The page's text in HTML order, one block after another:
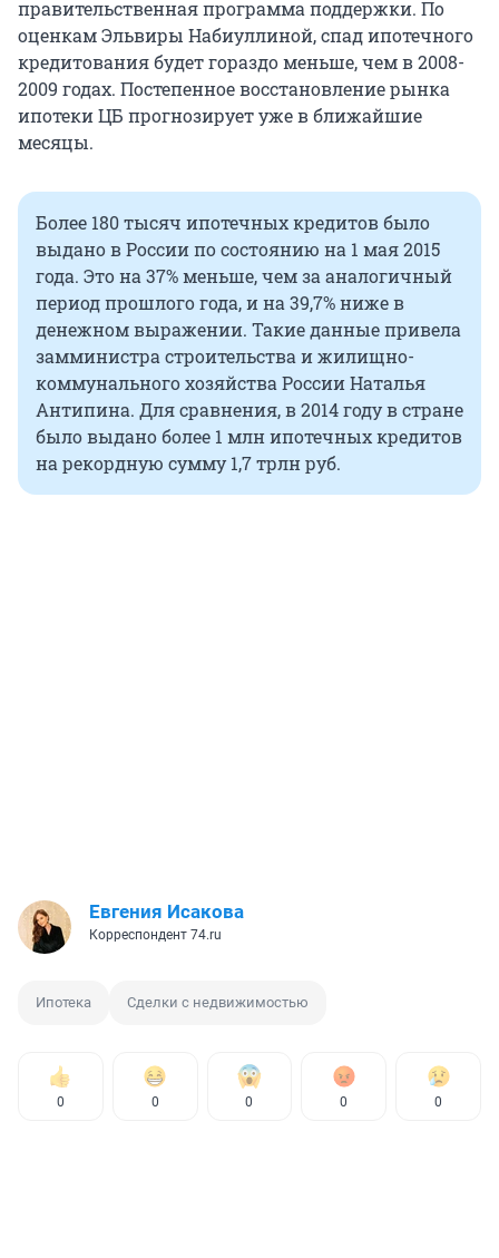
правительственная программа поддержки. По
оценкам Эльвиры Набиуллиной, спад ипотечного
кредитования будет гораздо меньше, чем в 2008-
2009 годах. Постепенное восстановление рынка
ипотеки ЦБ прогнозирует уже в ближайшие
месяцы.
Более 180 тысяч ипотечных кредитов было
выдано в России по состоянию на 1 мая 2015
года. Это на 37% меньше, чем за аналогичный
период прошлого года, и на 39,7% ниже в
денежном выражении. Такие данные привела
замминистра строительства и жилищно-
коммунального хозяйства России Наталья
Антипина. Для сравнения, в 2014 году в стране
было выдано более 1 млн ипотечных кредитов
на рекордную сумму 1,7 трлн руб.
Евгения Исакова
Корреспондент 74.ru
Ипотека Сделки с недвижимостью
0 0 0 0 0